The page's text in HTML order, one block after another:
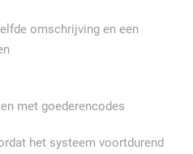
omschrijving en een
met goederencodes
het systeem voortdurend